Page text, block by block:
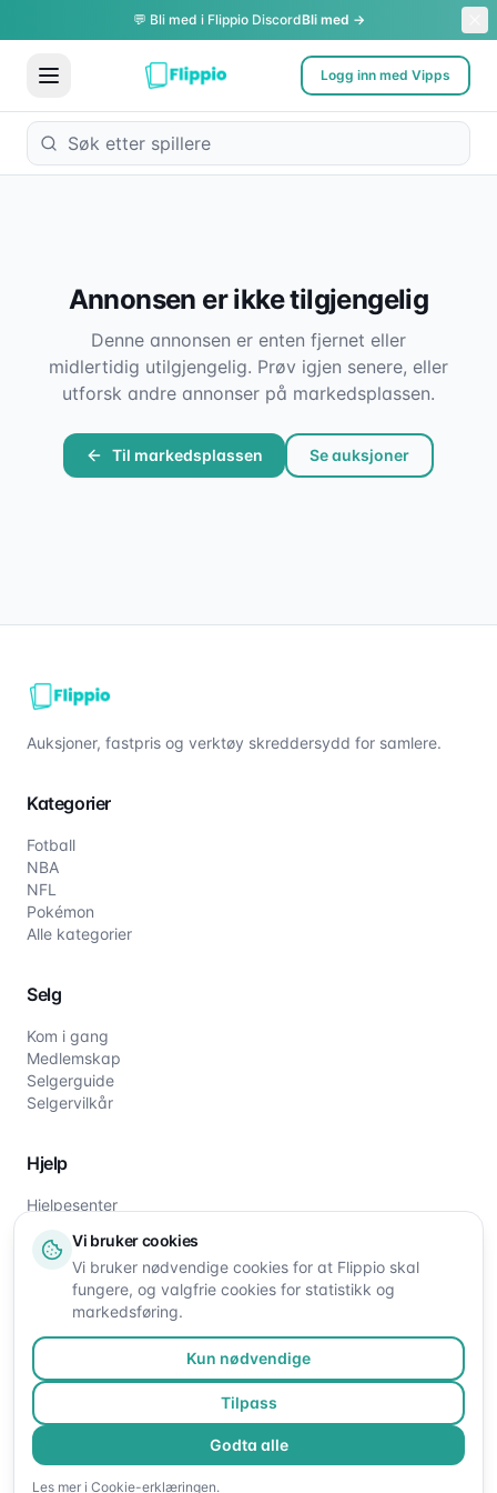
💬 Bli med i Flippio DiscordBli med →
Logg inn med Vipps
Annonsen er ikke tilgjengelig
Denne annonsen er enten fjernet eller
midlertidig utilgjengelig. Prøv igjen senere, eller
utforsk andre annonser på markedsplassen.
Til markedsplassen Se auksjoner
Auksjoner, fastpris og verktøy skreddersydd for samlere.
Kategorier
Fotball
NBA
NFL
Pokémon
Alle kategorier
Selg
Kom i gang
Medlemskap
Selgerguide
Selgervilkår
Hjelp
Hjelpesenter
Om oss
Kontakt oss
©2026Flippio. Alle rettigheter reservert.
Vi bruker cookies
Vi bruker nødvendige cookies for at Flippio skal
fungere, og valgfrie cookies for statistikk og
markedsføring.
Kun nødvendige
Tilpass
Godta alle
Les mer i Cookie-erklæringen.